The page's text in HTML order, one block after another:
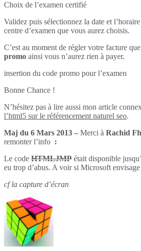
Choix de l’examen certifié
Validez puis sélectionnez la date et
centre d’examen que vous aurez choisis.
C’est au moment de régler votre facture
promo ainsi vous n’aurez rien à payer.
insertion du code promo pour l’examen
Bonne Chance !
N’hésitez pas à lire aussi mon article
l’html5 sur le référencement naturel seo.
Maj du 6 Mars 2013 – Merci à Rachid
remonter l’info :
Le code HTMLJMP était disponible
eu trop d’abus. A voir si Microsoft envisage
cf la capture d’écran